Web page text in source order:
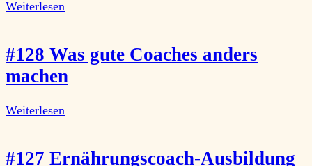
Weiterlesen
#128 Was gute Coaches anders
machen
Weiterlesen
#127 Ernährungscoach-Ausbildung